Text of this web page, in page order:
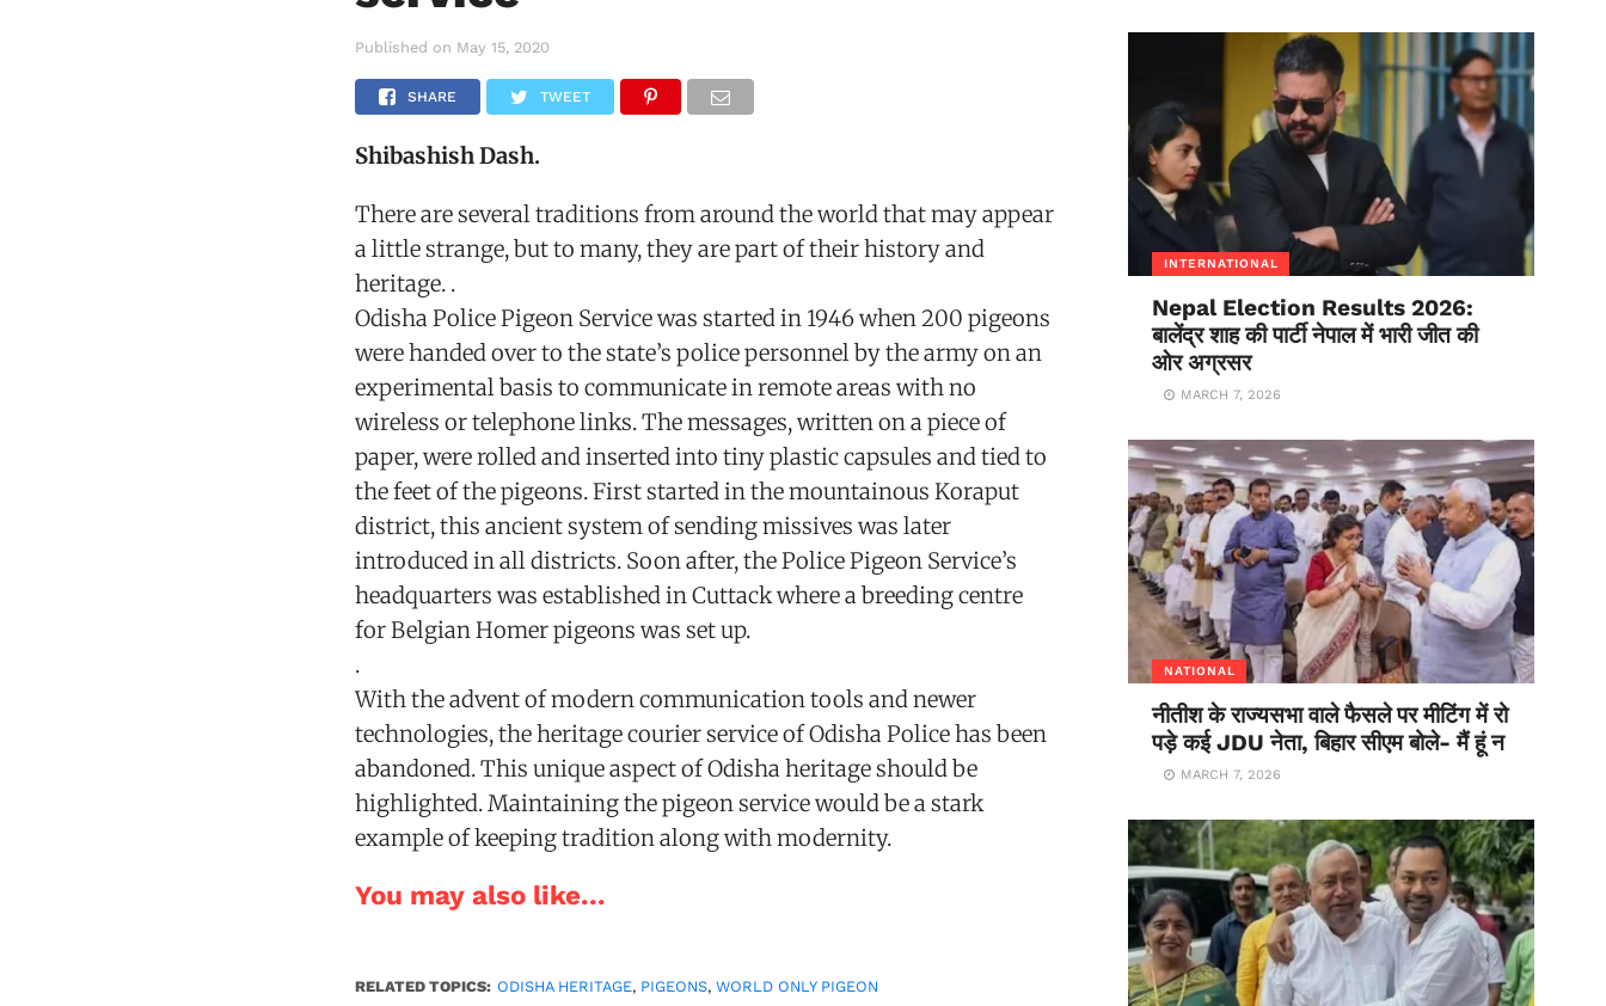
Published on May 15, 2020
SHARE TWEET
Shibashish Dash.
There are several traditions from around the world that may appear
a little strange, but to many, they are part of their history and
heritage. .
Odisha Police Pigeon Service was started in 1946 when 200 pigeons
were handed over to the state’s police personnel by the army on an
experimental basis to communicate in remote areas with no
wireless or telephone links. The messages, written on a piece of
paper, were rolled and inserted into tiny plastic capsules and tied to
the feet of the pigeons. First started in the mountainous Koraput
district, this ancient system of sending missives was later
introduced in all districts. Soon after, the Police Pigeon Service’s
headquarters was established in Cuttack where a breeding centre
for Belgian Homer pigeons was set up.
.
With the advent of modern communication tools and newer
technologies, the heritage courier service of Odisha Police has been
abandoned. This unique aspect of Odisha heritage should be
highlighted. Maintaining the pigeon service would be a stark
example of keeping tradition along with modernity.
You may also like...
RELATED TOPICS: ODISHA HERITAGE, PIGEONS,WORLD ONLY PIGEON
INTERNATIONAL
Nepal Election Results 2026:
बालेंद्र शाह की पार्टी नेपाल में भारी जीत की
ओर अग्रसर
MARCH 7, 2026
NATIONAL
नीतीश के राज्यसभा वाले फैसले पर मीटिंग में रो
पड़े कई JDU नेता, बिहार सीएम बोले- मैं हूं न
MARCH 7, 2026